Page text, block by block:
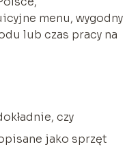
menu, wygodny
lub czas pracy na
czy
jako sprzęt